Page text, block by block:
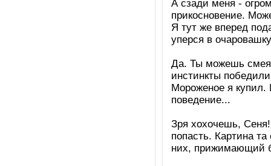
А сзади меня -
прикосновение.
Я тут же вперед
уперся в
Да. Ты можешь
инстинкты
Мороженое я купил.
поведение...
Зря хохочешь,
попасть. Картина
них, прижимающий